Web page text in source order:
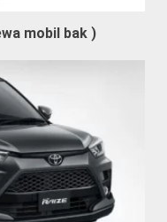
mobil bak )